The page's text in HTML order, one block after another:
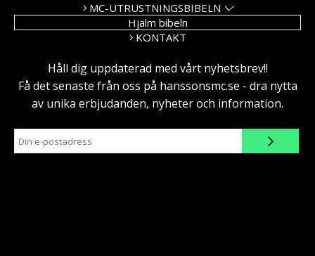
MC-UTRUSTNINGSBIBELN
Hjälm bibeln
KONTAKT
Håll dig uppdaterad med vårt nyhetsbrev!!
Få det senaste från oss på hanssonsmc.se - dra nytta
av unika erbjudanden, nyheter och information.